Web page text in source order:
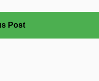
Post